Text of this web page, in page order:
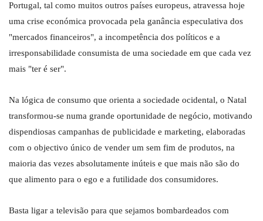
Portugal, tal como muitos outros países europeus, atravessa hoje
uma crise económica provocada pela ganância especulativa dos
"mercados financeiros", a incompetência dos políticos e a
irresponsabilidade consumista de uma sociedade em que cada vez
mais "ter é ser".
Na lógica de consumo que orienta a sociedade ocidental, o Natal
transformou-se numa grande oportunidade de negócio, motivando
dispendiosas campanhas de publicidade e marketing, elaboradas
com o objectivo único de vender um sem fim de produtos, na
maioria das vezes absolutamente inúteis e que mais não são do
que alimento para o ego e a futilidade dos consumidores.
Basta ligar a televisão para que sejamos bombardeados com